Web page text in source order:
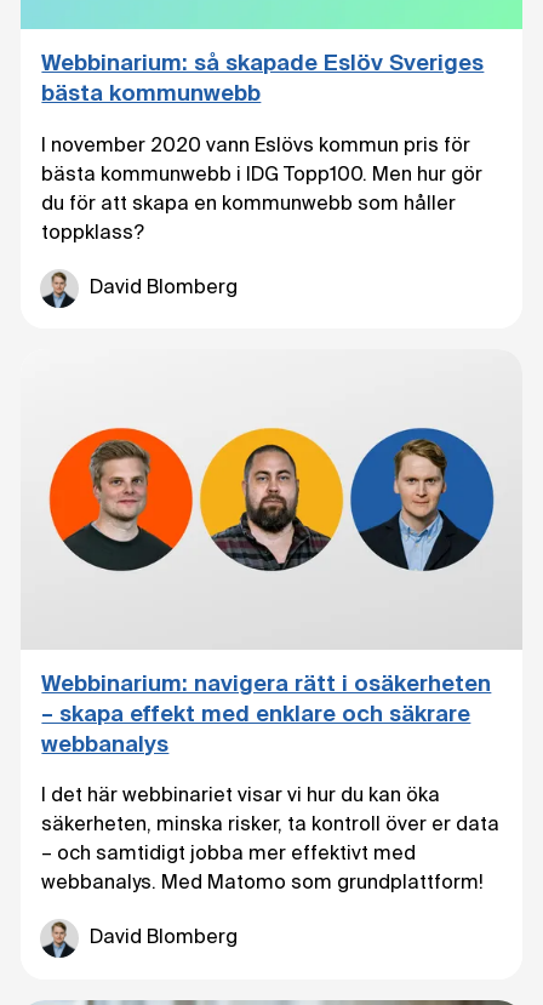
Webbinarium: så skapade Eslöv Sveriges
bästa kommunwebb
I november 2020 vann Eslövs kommun pris för
bästa kommunwebb i IDG Topp100. Men hur gör
du för att skapa en kommunwebb som håller
toppklass?
David Blomberg
Webbinarium: navigera rätt i osäkerheten
– skapa effekt med enklare och säkrare
webbanalys
I det här webbinariet visar vi hur du kan öka
säkerheten, minska risker, ta kontroll över er data
– och samtidigt jobba mer effektivt med
webbanalys. Med Matomo som grundplattform!
David Blomberg